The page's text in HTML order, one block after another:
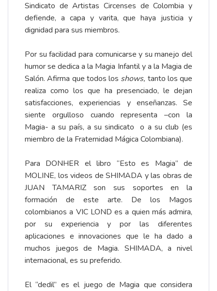
Sindicato de Artistas Circenses de Colombia y
defiende, a capa y varita, que haya justicia y
dignidad para sus miembros.
Por su facilidad para comunicarse y su manejo del
humor se dedica a la Magia Infantil y a la Magia de
Salón. Afirma que todos los shows, tanto los que
realiza como los que ha presenciado, le dejan
satisfacciones, experiencias y enseñanzas. Se
siente orgulloso cuando representa –con la
Magia- a su país, a su sindicato o a su club (es
miembro de la Fraternidad Mágica Colombiana).
Para DONHER el libro “Esto es Magia” de
MOLINE, los videos de SHIMADA y las obras de
JUAN TAMARIZ son sus soportes en la
formación de este arte. De los Magos
colombianos a VIC LOND es a quien más admira,
por su experiencia y por las diferentes
aplicaciones e innovaciones que le ha dado a
muchos juegos de Magia. SHIMADA, a nivel
internacional, es su preferido.
El “dedil” es el juego de Magia que considera